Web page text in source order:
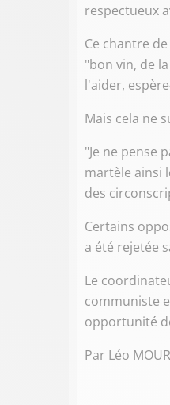
respectueux
Ce chantre
"bon vin, de
l'aider,
Mais cela ne
"Je ne pense
martèle ainsi
des
Certains
a été rejetée
Le
communiste
opportunité
Par Léo